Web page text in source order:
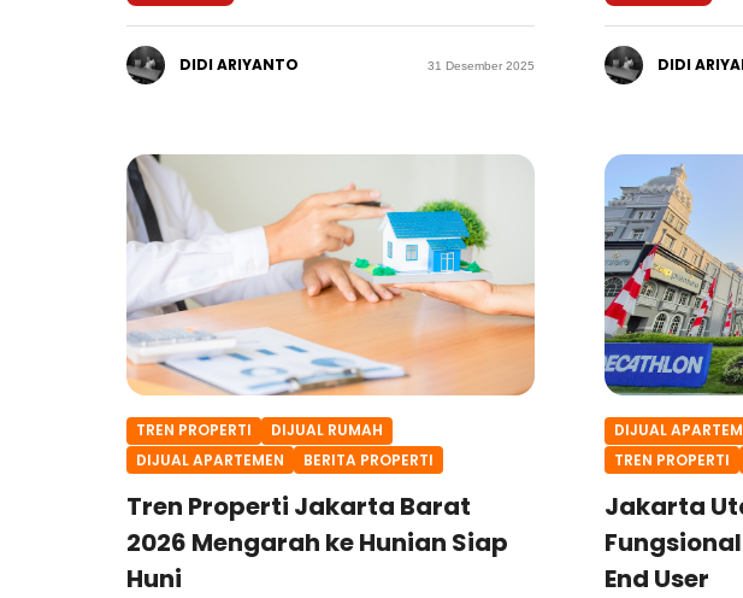
DIDI ARIYANTO 31 Desember 2025 DIDI
TREN PROPERTI
DIJUAL RUMAH
DIJUAL APARTEMEN
BERITA PROPERTI
Tren Properti Jakarta Barat
2026 Mengarah ke Hunian Siap
Huni
DIJUAL
TREN PROPERTI
Jakarta
End User